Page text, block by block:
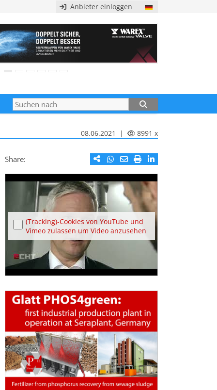
Anbieter einloggen
08.06.2021 | 8991 x
Share:
(Tracking)-Cookies von YouTube und
Vimeo zulassen um Video anzusehen